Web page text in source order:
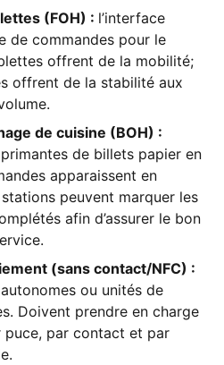
(FOH) : l’interface
de commandes pour le
offrent de la mobilité;
offrent de la stabilité aux
de cuisine (BOH) :
de billets papier en
apparaissent en
peuvent marquer les
afin d’assurer le bon
(sans contact/NFC) :
ou unités de
Doivent prendre en charge
puce, par contact et par